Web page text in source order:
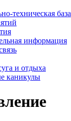
техническая база
информация
и отдыха
каникулы